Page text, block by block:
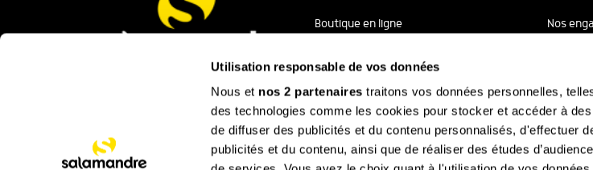
Utilisation responsable de vos données
Nous et nos 2 partenaires traitons vos données personnelles,
des technologies comme les cookies pour stocker et accéder à
de diffuser des publicités et du contenu personnalisés, d'effectuer
publicités et du contenu, ainsi que de réaliser des études
Boutique en ligne
Festival Salamandre
La Minute Nature
Nos
L'équipe
Nous